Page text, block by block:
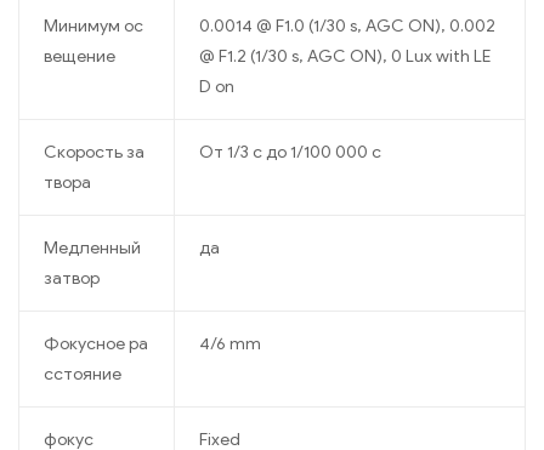
Минимум ос
вещение
0.0014 @ F1.0 (1/30 s, AGC ON), 0.002
@ F1.2 (1/30 s, AGC ON), 0 Lux with LE
D on
Скорость за
твора
От 1/3 с до 1/100 000 с
Медленный
затвор
да
Фокусное ра
сстояние
4/6 mm
фокус Fixed